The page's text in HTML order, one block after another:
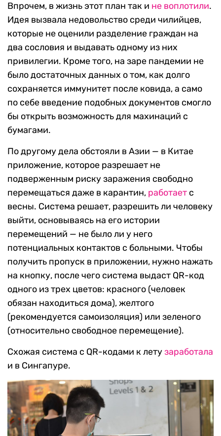
Впрочем, в жизнь этот план так и не воплотили.
Идея вызвала недовольство среди чилийцев,
которые не оценили разделение граждан на
два сословия и выдавать одному из них
привилегии. Кроме того, на заре пандемии не
было достаточных данных о том, как долго
сохраняется иммунитет после ковида, а само
по себе введение подобных документов смогло
бы открыть возможность для махинаций с
бумагами.
По другому дела обстояли в Азии — в Китае
приложение, которое разрешает не
подверженным риску заражения свободно
перемещаться даже в карантин, работает с
весны. Система решает, разрешить ли человеку
выйти, основываясь на его истории
перемещений — не было ли у него
потенциальных контактов с больными. Чтобы
получить пропуск в приложении, нужно нажать
на кнопку, после чего система выдаст QR-код
одного из трех цветов: красного (человек
обязан находиться дома), желтого
(рекомендуется самоизоляция) или зеленого
(относительно свободное перемещение).
Схожая система с QR-кодами к летузаработала
и в Сингапуре.